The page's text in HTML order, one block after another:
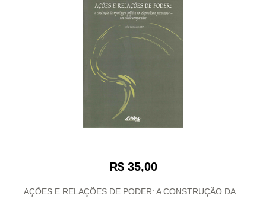
R$ 35,00
AÇÕES E RELAÇÕES DE PODER: A CONSTRUÇÃO DA...